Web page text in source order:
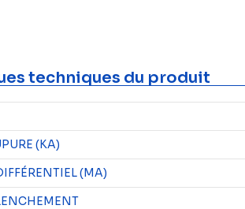
techniques du produit
(KA)
(MA)